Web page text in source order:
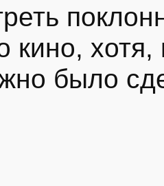
кино,
было